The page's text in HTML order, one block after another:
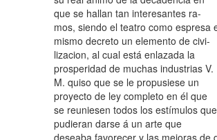
que se hallan tan interesantes ra-
mos, siendo el teatro como espresa
mismo decreto un elemento de civi-
lizacion, al cual está enlazada la
prosperidad de muchas industrias V.
M. quiso que se le propusiese un
proyecto de ley completo en él que
se reuniesen todos los estímulos que
pudieran darse á un arte que
deseaba favorecer y las mejoras de